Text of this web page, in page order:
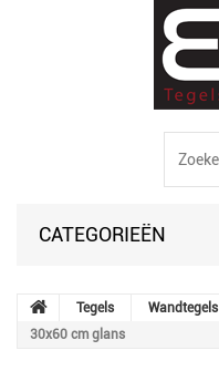
CATEGORIEËN
Tegels Wandtegels
30x60 cm glans